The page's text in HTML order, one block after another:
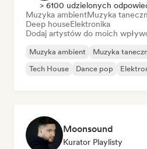
> 6100 udzielonych
Muzyka ambientMuzyka
Deep houseElektronika
Dodaj artystów do moich
Muzyka ambient Muzyka
Tech House
Dance pop
Moonsound
Kurator Playlisty